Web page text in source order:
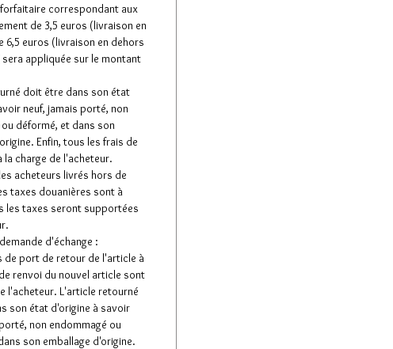
correspondant aux
de 3,5 euros (livraison en
6,5 euros (livraison en dehors
sera appliquée sur le montant
doit être dans son état
neuf, jamais porté, non
déformé, et dans son
Enfin, tous les frais de
la charge de l'acheteur.
acheteurs livrés hors de
taxes douanières sont à
les taxes seront supportées
d'échange :
de port de retour de l'article à
renvoi du nouvel article sont
l'acheteur. L'article retourné
son état d'origine à savoir
non endommagé ou
son emballage d'origine.